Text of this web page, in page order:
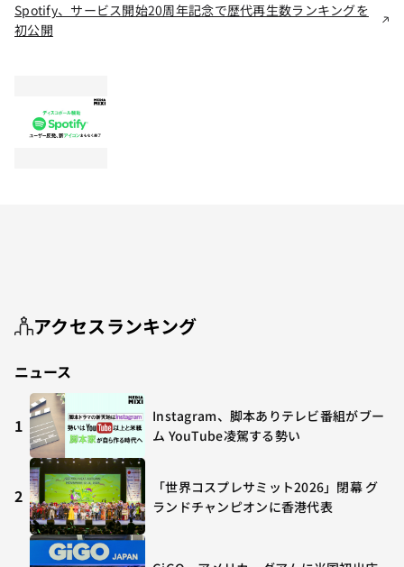
Spotify、サービス開始20周年記念で歴代再生数ランキングを
初公開
アクセスランキング
ニュース
1
Instagram、脚本ありテレビ番組がブー
ム YouTube凌駕する勢い
2
「世界コスプレサミット2026」閉幕 グ
ランドチャンピオンに香港代表